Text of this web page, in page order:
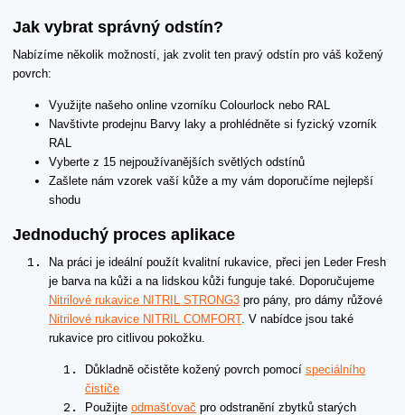
Jak vybrat správný odstín?
Nabízíme několik možností, jak zvolit ten pravý odstín pro váš kožený
povrch:
Využijte našeho online vzorníku Colourlock nebo RAL
Navštivte prodejnu Barvy laky a prohlédněte si fyzický vzorník
RAL
Vyberte z 15 nejpoužívanějších světlých odstínů
Zašlete nám vzorek vaší kůže a my vám doporučíme nejlepší
shodu
Jednoduchý proces aplikace
Na práci je ideální použít kvalitní rukavice, přeci jen Leder Fresh
je barva na kůži a na lidskou kůži funguje také. Doporučujeme
Nitrilové rukavice NITRIL STRONG3 pro pány, pro dámy růžové
Nitrilové rukavice NITRIL COMFORT. V nabídce jsou také
rukavice pro citlivou pokožku.
Důkladně očistěte kožený povrch pomocí speciálního
čističe
Použijte odmašťovač pro odstranění zbytků starých